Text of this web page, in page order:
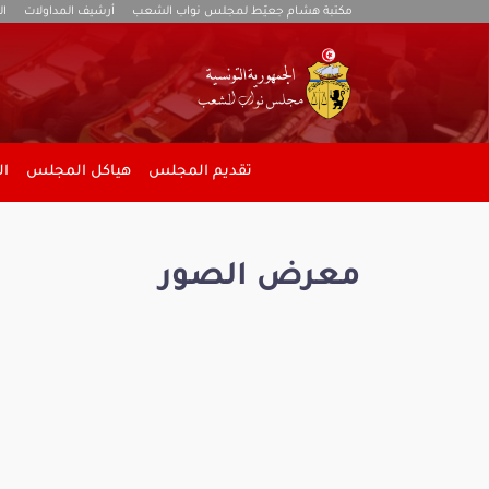
مكتبة هشام جعيّط لمجلس نواب الشعب أرشيف المداولات
تقديم المجلس هياكل المجلس
معرض الصور